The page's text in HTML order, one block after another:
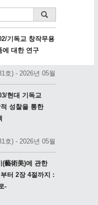
기독교 창작무용
에 대한 연구
호) - 2026년 05월
현대 기독교
성찰을 통한
호) - 2026년 05월
(藝術美)에 관한
터 2장 4절까지 :
-